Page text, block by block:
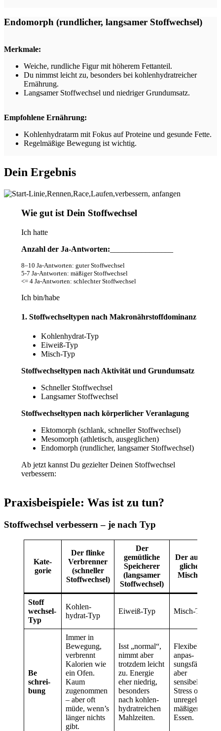
Endomorph (rundlicher, langsamer Stoffwechsel)
Merkmale:
Weiche, rundliche Figur mit höherem Fettanteil.
Du nimmst leicht zu, besonders bei kohlenhydratreicher
Ernährung.
Langsamer Stoffwechsel und niedriger Grundumsatz.
Empfohlene Ernährung:
Kohlenhydratarm mit Fokus auf Proteine und gesunde Fette.
Regelmäßige Bewegung ist wichtig.
Dein Ergebnis
Wie gut ist Dein Stoffwechsel
Ich hatte
Anzahl der Ja-Antworten:
8–10 Ja-Antworten: guter Stoffwechsel
5-7 Ja-Antworten: mäßiger Stoffwechsel
<= 4 Ja-Antworten: schlechter Stoffwechsel
Ich bin/habe
1. Stoffwechseltypen nach Makronährstoffdominanz
Kohlenhydrat-Typ
Eiweiß-Typ
Misch-Typ
Stoffwechseltypen nach Aktivität und Grundumsatz
Schneller Stoffwechsel
Langsamer Stoffwechsel
Stoffwechseltypen nach körperlicher Veranlagung
Ektomorph (schlank, schneller Stoffwechsel)
Mesomorph (athletisch, ausgeglichen)
Endomorph (rundlicher, langsamer Stoffwechsel)
Ab jetzt kannst Du gezielter Deinen Stoffwechsel
verbessern:
Praxisbeispiele: Was ist zu tun?
Stoffwechsel verbessern – je nach Typ
Kate­
gorie
Der flinke
Verbren­ner
(schneller
Stoff­wechsel)
Der
gemütliche
Spei­cherer
(lang­samer
Stoff­wechsel)
Der ausge­
glichene
Misch­typ
Stoff
wechsel-
Typ
Kohlen­
hydrat-Typ
Eiweiß-Typ Misch-Typ
Be
schrei­
bung
Immer in
Bewegung,
verbrennt
Kalorien wie
ein Ofen.
Kaum
zugenommen
– aber oft
müde, wenn’s
länger nichts
gibt.
Isst „normal“,
nimmt aber
trotzdem leicht
zu. Energie
eher niedrig,
besonders
nach kohlen­
hydrat­reichen
Mahl­zeiten.
Flexibel und
anpas­
sungsfähig,
aber
sensibel bei
Stress oder
unregel­
mäßigem
Essen.